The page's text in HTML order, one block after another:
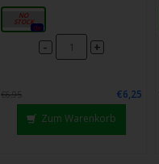
18mg
0x
- +
€6,95
€6,25
Zum Warenkorb